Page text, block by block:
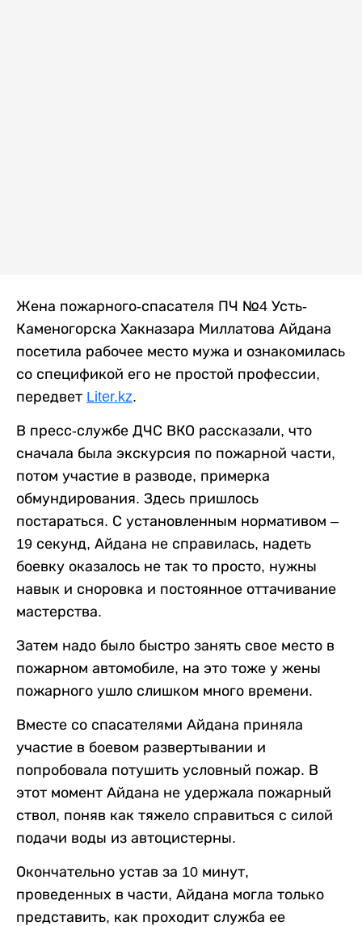
Жена пожарного-спасателя ПЧ №4 Усть-
Каменогорска Хакназара Миллатова Айдана
посетила рабочее место мужа и ознакомилась
со спецификой его не простой профессии,
передвет Liter.kz.
В пресс-службе ДЧС ВКО рассказали, что
сначала была экскурсия по пожарной части,
потом участие в разводе, примерка
обмундирования. Здесь пришлось
постараться. С установленным нормативом –
19 секунд, Айдана не справилась, надеть
боевку оказалось не так то просто, нужны
навык и сноровка и постоянное оттачивание
мастерства.
Затем надо было быстро занять свое место в
пожарном автомобиле, на это тоже у жены
пожарного ушло слишком много времени.
Вместе со спасателями Айдана приняла
участие в боевом развертывании и
попробовала потушить условный пожар. В
этот момент Айдана не удержала пожарный
ствол, поняв как тяжело справиться с силой
подачи воды из автоцистерны.
Окончательно устав за 10 минут,
проведенных в части, Айдана могла только
представить, как проходит служба ее